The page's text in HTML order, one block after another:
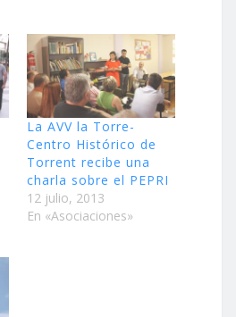
La AVV la Torre-
Centro Histórico de
Torrent recibe una
charla sobre el PEPRI
12 julio, 2013
En «Asociaciones»